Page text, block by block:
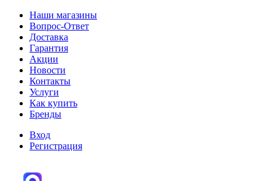
Наши магазины
Вопрос-Ответ
Доставка
Гарантия
Акции
Новости
Контакты
Услуги
Как купить
Бренды
Вход
Регистрация